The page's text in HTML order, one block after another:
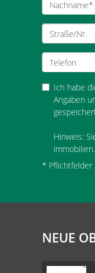
Ich habe
Angaben
Hinweis:
* Pflichtfelder
NEUE